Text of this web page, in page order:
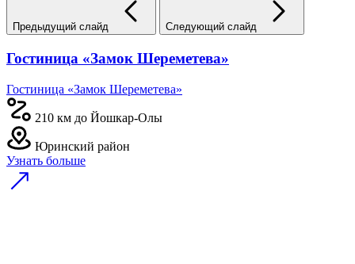
Предыдущий слайд Следующий слайд
Гостиница «Замок Шереметева»
Гостиница «Замок Шереметева»
210 км до Йошкар-Олы
Юринский район
Узнать больше